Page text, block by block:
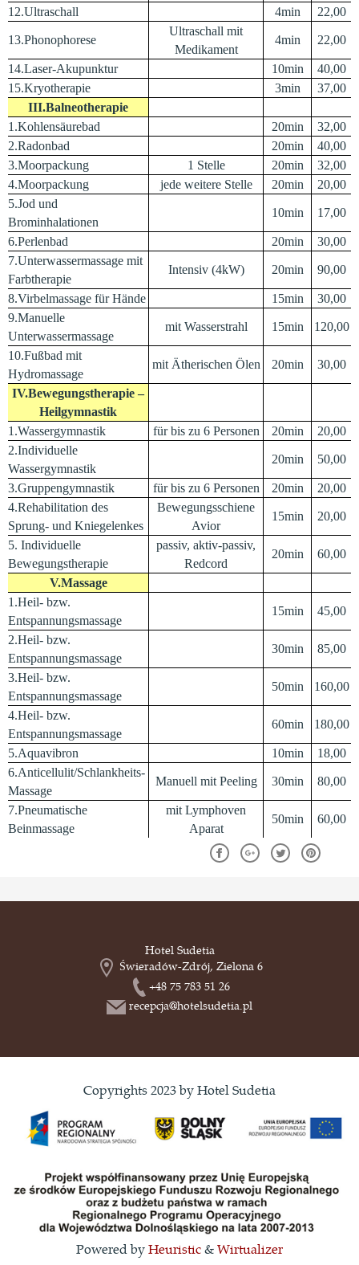
12.Ultraschall 4min 22,00
13.Phonophorese
Ultraschall mit
Medikament
4min 22,00
14.Laser-Akupunktur 10min
40,00
15.Kryotherapie
3min
37,00
III.Balneotherapie
1.Kohlensäurebad
20min
32,00
2.Radonbad
20min
40,00
3.Moorpackung
1 Stelle 20min
32,00
4.Moorpackung
jede weitere Stelle 20min
20,00
5.Jod und
Brominhalationen
10min 17,00
6.Perlenbad 20min
30,00
7.Unterwassermassage mit
Farbtherapie
Intensiv (4kW) 20min 90,00
8.Virbelmassage für Hände 15min
30,00
9.Manuelle
Unterwassermassage
mit Wasserstrahl 15min 120,00
10.Fußbad mit
Hydromassage
mit Ätherischen Ölen 20min 30,00
IV.Bewegungstherapie –
Heilgymnastik
1.Wassergymnastik
für bis zu 6 Personen 20min
20,00
2.Individuelle
Wassergymnastik
20min 50,00
3.Gruppengymnastik für bis zu 6 Personen 20min
20,00
4.Rehabilitation des
Sprung- und Kniegelenkes
Bewegungsschiene
Avior
15min 20,00
5. Individuelle
Bewegungstherapie
passiv, aktiv-passiv,
Redcord
20min 60,00
V.Massage
1.Heil- bzw.
Entspannungsmassage
15min 45,00
2.Heil- bzw.
Entspannungsmassage
30min 85,00
3.Heil- bzw.
Entspannungsmassage
50min 160,00
4.Heil- bzw.
Entspannungsmassage
60min 180,00
5.Aquavibron 10min
18,00
6.Anticellulit/Schlankheits-
Massage
Manuell mit Peeling 30min 80,00
7.Pneumatische
Beinmassage
mit Lymphoven
Aparat
50min 60,00
Hotel Sudetia
Świeradów-Zdrój, Zielona 6
+48 75 783 51 26
recepcja@hotelsudetia.pl
Copyrights 2023 by Hotel Sudetia
Powered byHeuristic&Wirtualizer